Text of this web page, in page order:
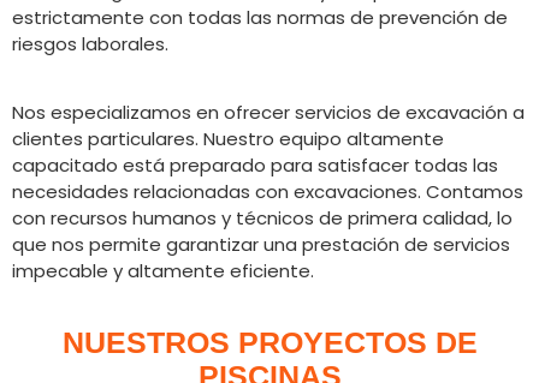
estrictamente con todas las normas de prevención de
riesgos laborales.
Nos especializamos en ofrecer servicios de excavación a
clientes particulares. Nuestro equipo altamente
capacitado está preparado para satisfacer todas las
necesidades relacionadas con excavaciones. Contamos
con recursos humanos y técnicos de primera calidad, lo
que nos permite garantizar una prestación de servicios
impecable y altamente eficiente.
NUESTROS PROYECTOS DE
PISCINAS